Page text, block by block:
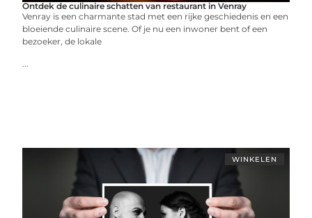
Ontdek de culinaire schatten van restaurant in Venray
Venray is een charmante stad met een rijke geschiedenis en een
bloeiende culinaire scene. Of je nu een inwoner bent of een
bezoeker, de lokale
...
WINKELEN